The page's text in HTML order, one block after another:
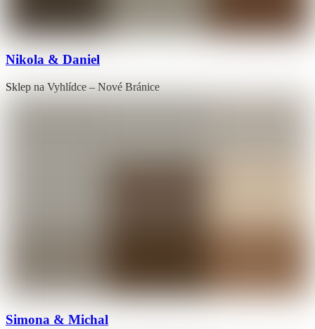
Nikola & Daniel
Sklep na Vyhlídce – Nové Bránice
Simona & Michal